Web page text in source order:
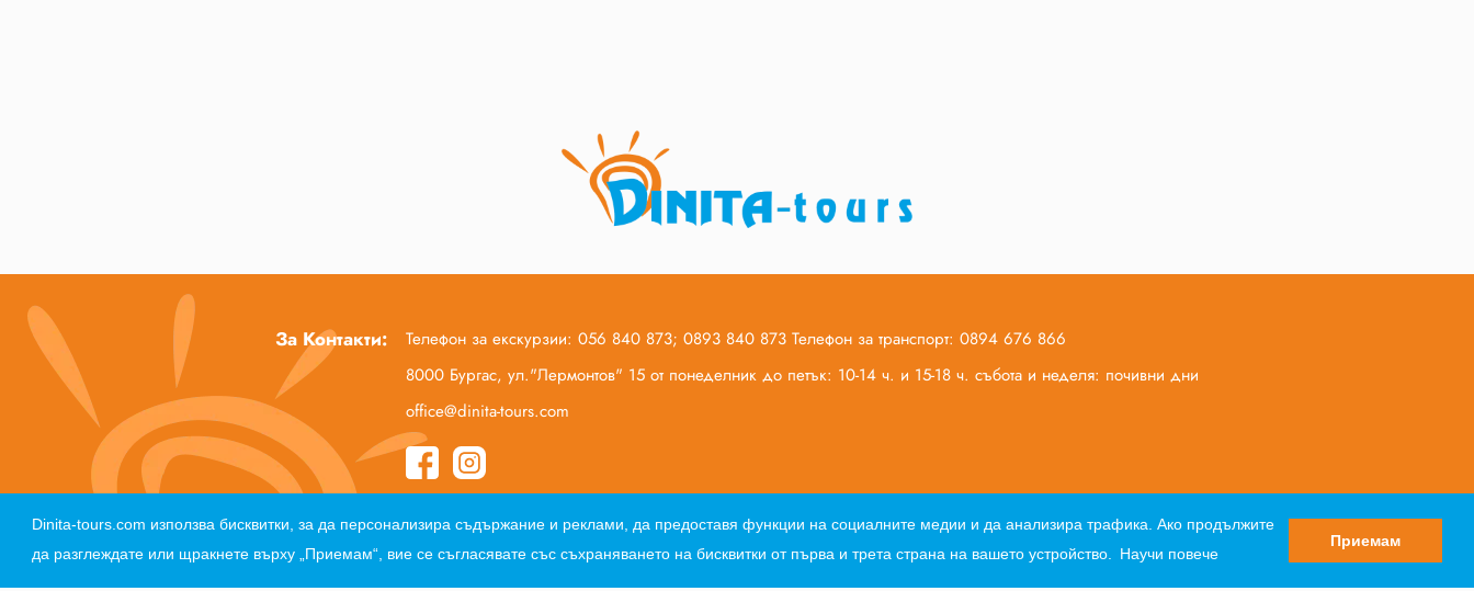
Dinita-tours.com използва бисквитки, за да персонализира съдържание и реклами, да предоставя функции на социалните медии и да анализира трафика. Ако продължите
да разглеждате или щракнете върху „Приемам“, вие се съгласявате със съхраняването на бисквитки от първа и трета страна на вашето устройство.
Научи повече
Приемам
За Контакти:
Телефон за екскурзии: 056 840 873; 0893 840 873 Телефон за транспорт: 0894 676 866
8000 Бургас, ул."Лермонтов" 15 от понеделник до петък: 10-14 ч. и 15-18 ч. събота и неделя: почивни дни
office@dinita-tours.com
Начало За нас Полезна информация Общи условия по договор за екскурзия Общи условия по договор за почивка Лични данни Партньори